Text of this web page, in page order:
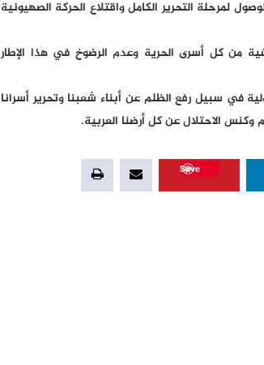
لمرحلة التحرير الكامل واقتلاع الحركة الصهيونية
من كل أسرى الحرية وعدم الرضوخ في هذا الإطار
في سبيل رفع الظلم عن أبناء شعبنا وتحرير أسرانا
وكنس الاحتلال عن كل أرضنا العربية.
Save